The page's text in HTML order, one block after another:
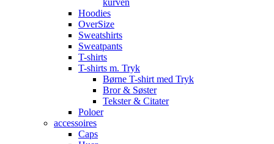
kurven
Hoodies
OverSize
Sweatshirts
Sweatpants
T-shirts
T-shirts m. Tryk
Børne T-shirt med Tryk
Bror & Søster
Tekster & Citater
Poloer
accessoires
Caps